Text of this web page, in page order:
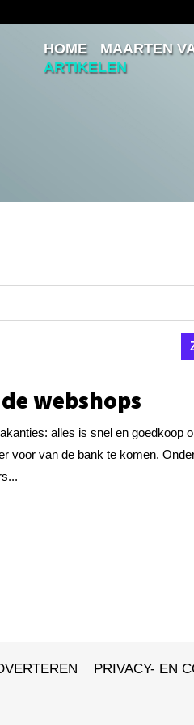
InloggenHOME MAARTEN
ARTIKELEN
webshops
alles is snel en goedkoop
voor van de bank te komen.
PRIVACY- EN